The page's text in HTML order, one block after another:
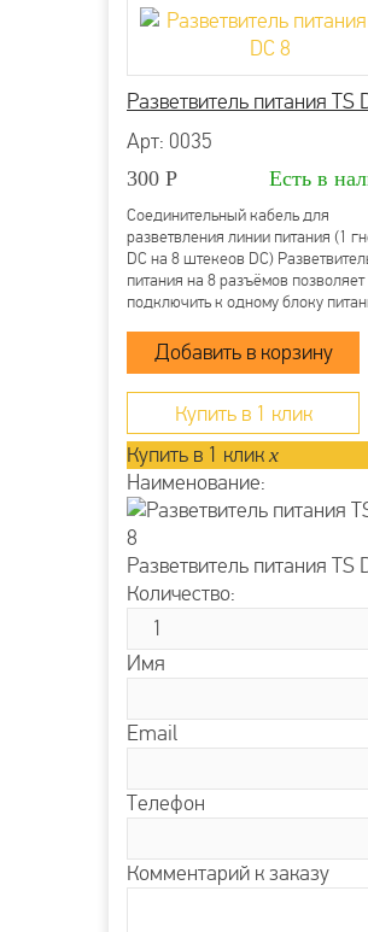
Разветвитель питания TS
Арт: 0035
300 Р Есть в
Соединительный кабель для
разветвления линии питания (1
DC на 8 штекеов DC)
питания на 8 разъёмов позволяет
подключить к одному блоку
Гнездо питания DC типа «мама»
(внутренний контакт 2.1 мм)
штекеров питания DC...
Купить в 1 клик
Купить в 1 клик x
Наименование:
Разветвитель питания TS
Количество:
Имя
Email
Телефон
Комментарий к заказу